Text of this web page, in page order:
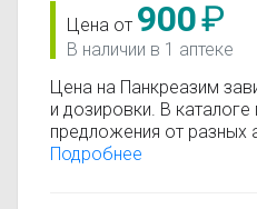
Цена от 900₽
В наличии в 1 аптеке
Цена на Панкреазим
и дозировки. В
предложения от разных
быстро найти, где
Подробнее